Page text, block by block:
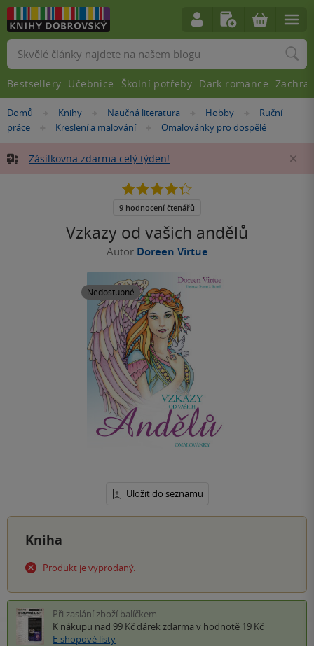
Nacházíte
se
Domů »Knihy »Naučná literatura »Hobby »Ruční
práce
»
Kreslení a malování »
Omalovánky pro dospělé
Zásilkovna zdarma celý týden!
Vzkazy od vašich andělů
Autor Doreen Virtue
Nedostupné
Uložit do seznamu
4.3
5
9 hodnocení čtenářů
Kniha
Produkt je vyprodaný.
Při zaslání zboží balíčkem
K nákupu nad 99 Kč dárek zdarma v hodnotě 19 Kč
E-shopové listy
Vyhledávání
Bestsellery Učebnice Školní potřeby Dark romance